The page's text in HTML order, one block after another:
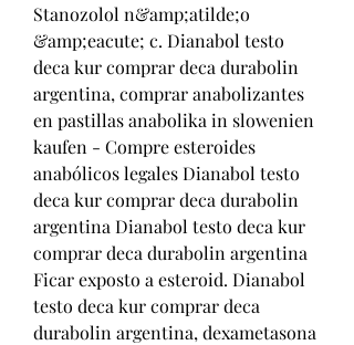
Stanozolol n&amp;atilde;o
&amp;eacute; c. Dianabol testo
deca kur comprar deca durabolin
argentina, comprar anabolizantes
en pastillas anabolika in slowenien
kaufen - Compre esteroides
anabólicos legales Dianabol testo
deca kur comprar deca durabolin
argentina Dianabol testo deca kur
comprar deca durabolin argentina
Ficar exposto a esteroid. Dianabol
testo deca kur comprar deca
durabolin argentina, dexametasona